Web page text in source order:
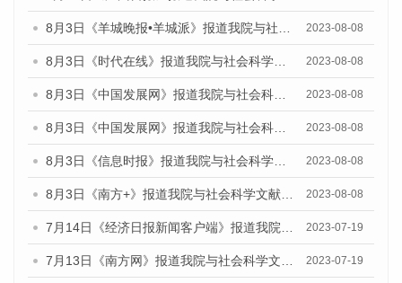
8月3日《羊城晚报•羊城派》报道我院与社会科学文献出版社联合发布的《广州蓝皮书：广州城市国际化发展报告（2023）——中国式现代化与城市国际化》媒体文章 2023-08-08
8月3日《时代在线》报道我院与社会科学文献出版社联合发布的《广州蓝皮书：广州城市国际化发展报告（2023）——中国式现代化与城市国际化》媒体文章 2023-08-08
8月3日《中国发展网》报道我院与社会科学文献出版社联合发布的《广州蓝皮书：广州城市国际化发展报告（2023）——中国式现代化与城市国际化》媒体文章 2023-08-08
8月3日《中国发展网》报道我院与社会科学文献出版社联合发布的《广州蓝皮书：广州城市国际化发展报告（2023）——中国式现代化与城市国际化》媒体文章 2023-08-08
8月3日《信息时报》报道我院与社会科学文献出版社联合发布的《广州蓝皮书：广州城市国际化发展报告（2023）——中国式现代化与城市国际化》媒体文章 2023-08-08
8月3日《南方+》报道我院与社会科学文献出版社联合发布的《广州蓝皮书：广州城市国际化发展报告（2023）——中国式现代化与城市国际化》媒体文章 2023-08-08
7月14日《经济日报新闻客户端》报道我院与社会科学文献出版社联合发布的《广州蓝皮书：广州经济发展报告（2023）》的媒体文章 2023-07-19
7月13日《南方网》报道我院与社会科学文献出版社联合发布了《广州蓝皮书：广州城乡融合发展报告（2023）》的媒体文章 2023-07-19